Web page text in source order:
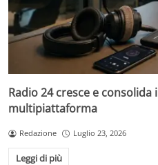
Radio 24 cresce e consolida
multipiattaforma
Redazione Luglio 23, 2026
Leggi di più